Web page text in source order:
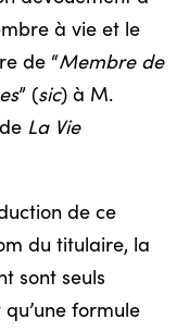
à vie et le
de “Membre de
” (sic) à M.
La Vie
de ce
du titulaire, la
sont seuls
formule